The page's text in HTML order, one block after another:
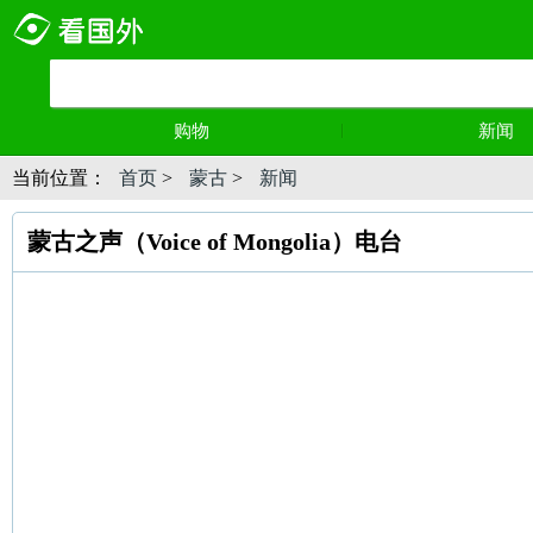
购物 新闻
当前位置： 首页 > 蒙古 > 新闻
蒙古之声（Voice of Mongolia）电台